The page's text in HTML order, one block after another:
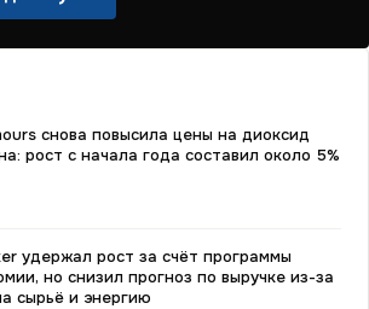
снова повысила цены на диоксид
рост с начала года составил около 5%
удержал рост за счёт программы
но снизил прогноз по выручке из-за
сырьё и энергию